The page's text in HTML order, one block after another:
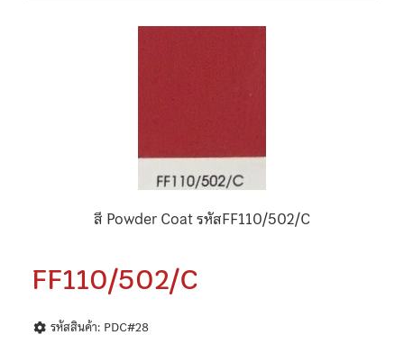
สี Powder Coat รหัสFF110/502/C
FF110/502/C
รหัสสินค้า: PDC#28